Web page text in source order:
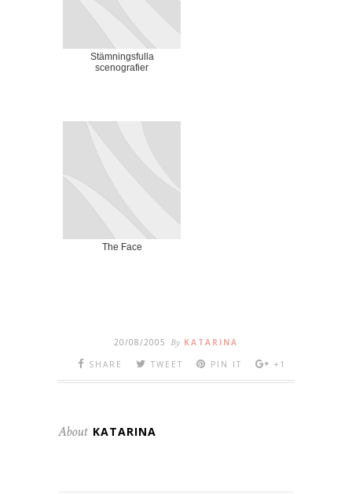
Stämningsfulla
scenografier
The Face
20/08/2005 By KATARINA
SHARE
TWEET PIN IT +1
About KATARINA